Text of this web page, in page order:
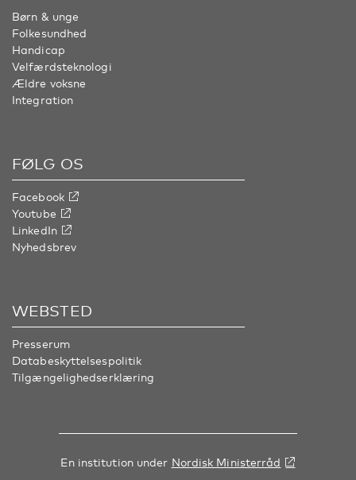
Børn & unge
Folkesundhed
Handicap
Velfærdsteknologi
Ældre voksne
Integration
FØLG OS
Facebook
Youtube
LinkedIn
Nyhedsbrev
WEBSTED
Presserum
Databeskyttelsespolitik
Tilgængelighedserklæring
En institution under Nordisk Ministerråd